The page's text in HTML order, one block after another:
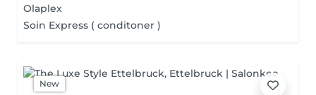
Olaplex
Soin Express ( conditoner )
New